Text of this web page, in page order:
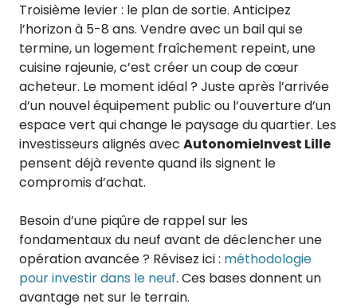
Troisième levier : le plan de sortie. Anticipez
l’horizon à 5-8 ans. Vendre avec un bail qui se
termine, un logement fraîchement repeint, une
cuisine rajeunie, c’est créer un coup de cœur
acheteur. Le moment idéal ? Juste après l’arrivée
d’un nouvel équipement public ou l’ouverture d’un
espace vert qui change le paysage du quartier. Les
investisseurs alignés avec AutonomieInvest Lille
pensent déjà revente quand ils signent le
compromis d’achat.
Besoin d’une piqûre de rappel sur les
fondamentaux du neuf avant de déclencher une
opération avancée ? Révisez ici : méthodologie
pour investir dans le neuf. Ces bases donnent un
avantage net sur le terrain.